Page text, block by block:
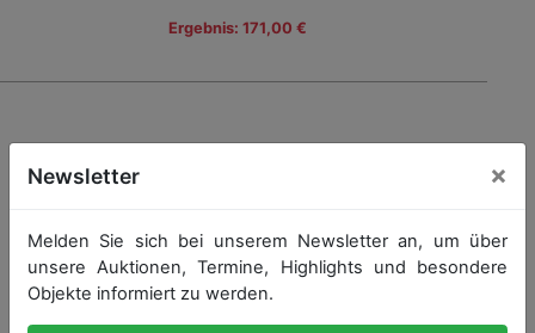
Ergebnis: 171,00 €
Newsletter ×
Melden Sie sich bei unserem Newsletter an, um über
unsere Auktionen, Termine, Highlights und besondere
Objekte informiert zu werden.